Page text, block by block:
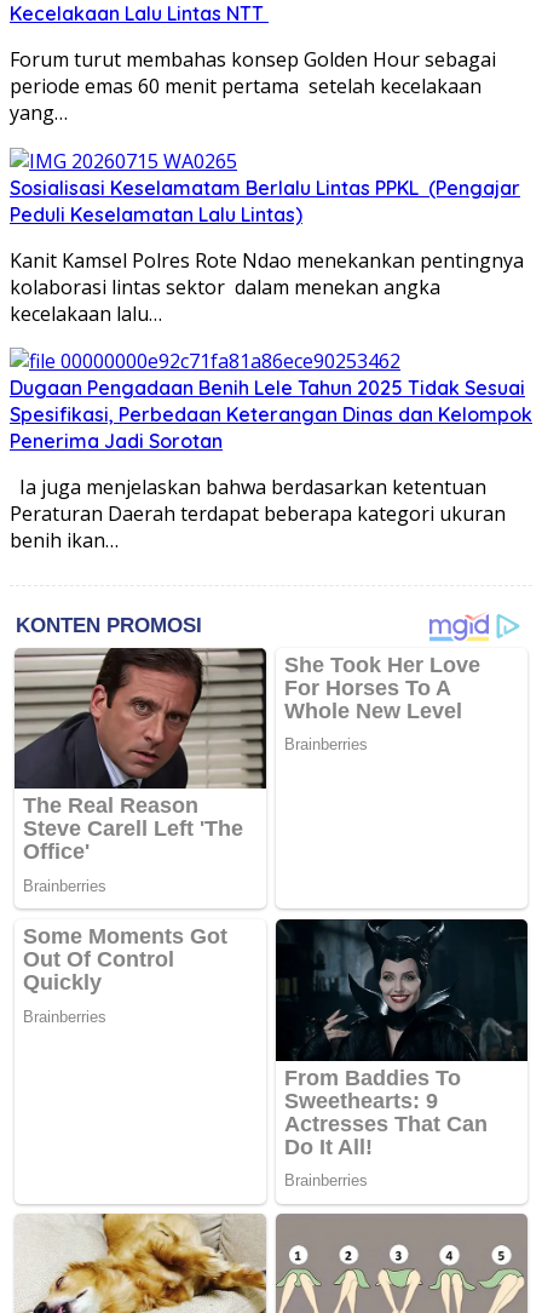
Kecelakaan Lalu Lintas NTT
Forum turut membahas konsep Golden Hour sebagai
periode emas 60 menit pertama setelah kecelakaan
yang…
Sosialisasi Keselamatam Berlalu Lintas PPKL (Pengajar
Peduli Keselamatan Lalu Lintas)
Kanit Kamsel Polres Rote Ndao menekankan pentingnya
kolaborasi lintas sektor dalam menekan angka
kecelakaan lalu…
Dugaan Pengadaan Benih Lele Tahun 2025 Tidak Sesuai
Spesifikasi, Perbedaan Keterangan Dinas dan Kelompok
Penerima Jadi Sorotan
Ia juga menjelaskan bahwa berdasarkan ketentuan
Peraturan Daerah terdapat beberapa kategori ukuran
benih ikan…